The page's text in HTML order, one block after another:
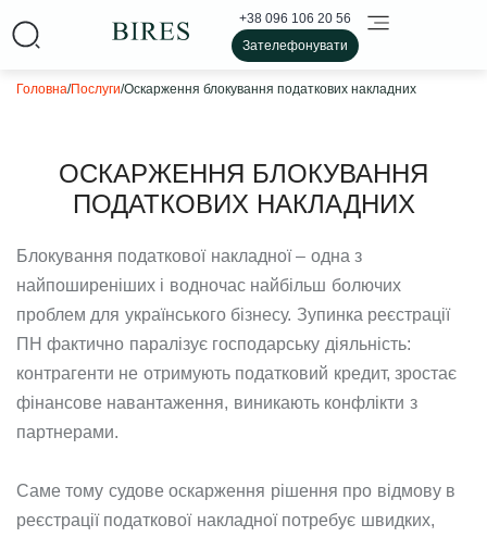
+38 096 106 20 56
Зателефонувати
Головна/Послуги/Оскарження блокування податкових накладних
ОСКАРЖЕННЯ БЛОКУВАННЯ
ПОДАТКОВИХ НАКЛАДНИХ
Блокування податкової накладної – одна з
найпоширеніших і водночас найбільш болючих
проблем для українського бізнесу. Зупинка реєстрації
ПН фактично паралізує господарську діяльність:
контрагенти не отримують податковий кредит, зростає
фінансове навантаження, виникають конфлікти з
партнерами.
Саме тому судове оскарження рішення про відмову в
реєстрації податкової накладної потребує швидких,